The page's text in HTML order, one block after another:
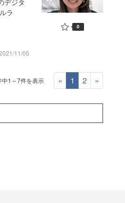
デジタ
ラ
11/05
0
中1～7件を表示 « 1 2 »